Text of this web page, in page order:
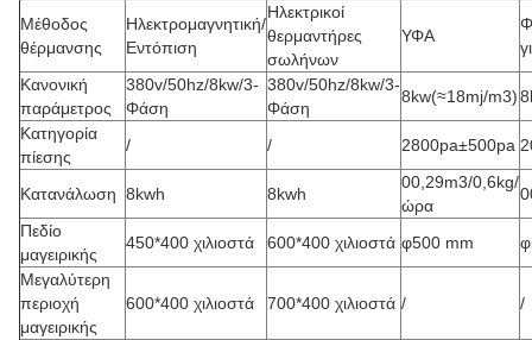
Μέθοδος
θέρμανσης
Ηλεκτρομαγνητική/
Εντόπιση
Ηλεκτρικοί
θερμαντήρες
σωλήνων
ΥΦΑ
Κανονική
παράμετρος
380v/50hz/8kw/3-
Φάση
380v/50hz/8kw/3-
Φάση
8kw(≈18mj/m3)
Κατηγορία
πίεσης
/ / 2800pa±500pa
Κατανάλωση 8kwh 8kwh
00,29m3/0,6kg/
ώρα
Πεδίο
μαγειρικής
450*400 χιλιοστά 600*400 χιλιοστά φ500 mm
Μεγαλύτερη
περιοχή
μαγειρικής
600*400 χιλιοστά 700*400 χιλιοστά / /